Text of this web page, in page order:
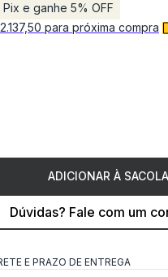
e ganhe 5% OFF
para próxima compra
ADICIONAR À SACOLA
Dúvidas? Fale com um
E PRAZO DE ENTREGA